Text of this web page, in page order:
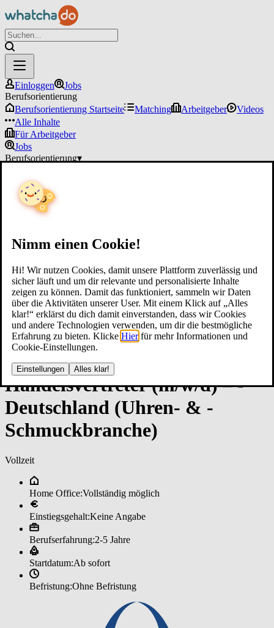
Nimm einen Cookie!
Hi! Wir nutzen Cookies, damit unsere Plattform zuverlässig und
sicher läuft und um dir relevante und personalisierte Inhalte
zeigen zu können. Damit das funktioniert, sammeln wir Daten
über die Aktivitäten unserer User. Mit einem Klick auf „Alles
klar!“ erklärst du dich damit einverstanden, dass wir Cookies
und andere Technologien verwenden, um dir die bestmögliche
Erfahrung zu bieten. Klicke Hier für mehr Informationen und
Cookie-Einstellungen.
Einstellungen Alles klar!
Einloggen
Jobs
Berufsorientierung
Berufsorientierung Startseite
Matching Arbeitgeber
Videos
Alle Inhalte
Für Arbeitgeber
Jobs
Berufsorientierung▾
Han­dels­ver­tre­ter (m/w/d) – ­
Deutsch­lan­d (Uh­ren- & ­
Schmuck­bran­che)
Vollzeit
Home Office:Vollständig möglich
Einstiegsgehalt:Keine Angabe
Berufserfahrung:2-5 Jahre
Startdatum:Ab sofort
Befristung:Ohne Befristung